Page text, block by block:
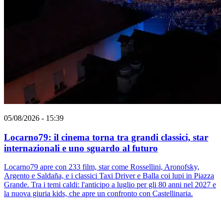
05/08/2026 - 15:39
Locarno79: il cinema torna tra grandi classici, star
internazionali e uno sguardo al futuro
Locarno79 apre con 233 film, star come Rossellini, Aronofsky,
Argento e Saldaña, e i classici Taxi Driver e Balla coi lupi in Piazza
Grande. Tra i temi caldi: l'anticipo a luglio per gli 80 anni nel 2027 e
la nuova giuria kids, che apre un confronto con Castellinaria.